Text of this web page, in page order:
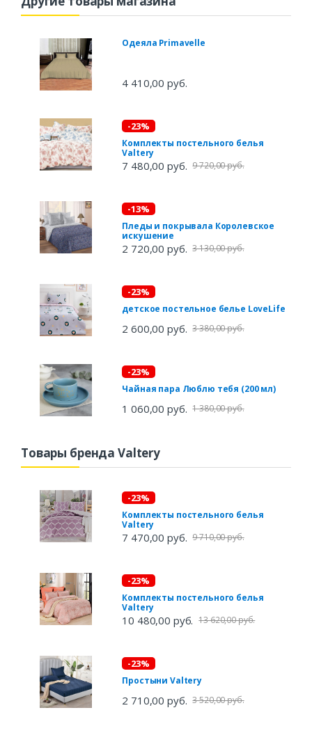
Одеяла Primavelle
4 410,00 руб.
-23%
Комплекты постельного белья
Valtery
7 480,00 руб. 9 720,00 руб.
-13%
Пледы и покрывала Королевское
искушение
2 720,00 руб. 3 130,00 руб.
-23%
детское постельное белье LoveLife
2 600,00 руб. 3 380,00 руб.
-23%
Чайная пара Люблю тебя (200 мл)
1 060,00 руб. 1 380,00 руб.
Товары бренда Valtery
-23%
Комплекты постельного белья
Valtery
7 470,00 руб. 9 710,00 руб.
-23%
Комплекты постельного белья
Valtery
10 480,00 руб. 13 620,00 руб.
-23%
Простыни Valtery
2 710,00 руб. 3 520,00 руб.